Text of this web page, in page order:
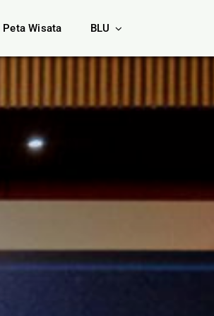
Peta Wisata BLU